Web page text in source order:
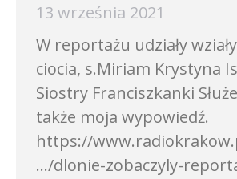
13 września 2021
W reportażu udziały
ciocia, s.Miriam Krystyna
Siostry Franciszkanki
także moja wypowiedź.
https://
…/dlonie-zobaczyly-